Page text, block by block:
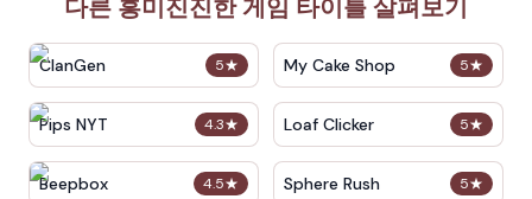
다른 흥미진진한 게임 타이틀 살펴보기
5★
ClanGen 5★
My Cake Shop
4.3★
Pips NYT 5★
Loaf Clicker
4.5★
Beepbox 5★
Sphere Rush